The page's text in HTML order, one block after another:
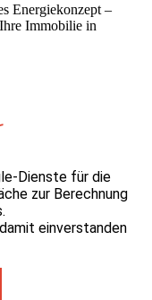
Energiekonzept –
Immobilie in